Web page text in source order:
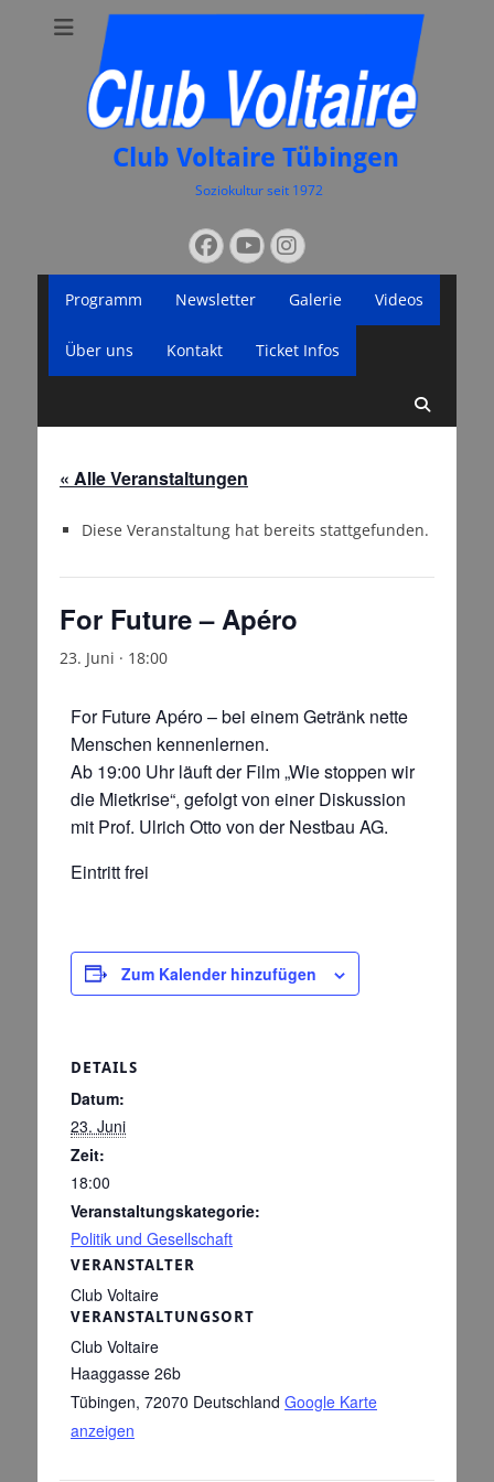
Club Voltaire Tübingen
Soziokultur seit 1972
nach:
Facebook
YouTube
Instagram
Menü
Inhalt
Programm Newsletter Galerie Videos
Über uns Kontakt Ticket Infos
« Alle Veranstaltungen
Diese Veranstaltung hat bereits stattgefunden.
For Future – Apéro
23. Juni · 18:00
For Future Apéro – bei einem Getränk nette
Menschen kennenlernen.
Ab 19:00 Uhr läuft der Film „Wie stoppen wir
die Mietkrise“, gefolgt von einer Diskussion
mit Prof. Ulrich Otto von der Nestbau AG.
Eintritt frei
Zum Kalender hinzufügen
DETAILS
Datum:
23. Juni
Zeit:
18:00
Veranstaltungskategorie:
Politik und Gesellschaft
VERANSTALTUNGSORT
Club Voltaire
Haaggasse 26b
Tübingen, 72070 Deutschland Google Karte
anzeigen
VERANSTALTER
Club Voltaire